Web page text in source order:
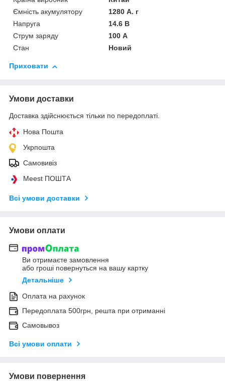
Ємність акумулятору
1280 А. г
Напруга
14.6 В
Струм заряду
100 А
Стан
Новий
Приховати
Умови доставки
Доставка здійснюється тільки по передоплаті.
Нова Пошта
Укрпошта
Самовивіз
Meest ПОШТА
Всі умови доставки
Умови оплати
Ви отримаєте замовлення
або гроші повернуться на вашу картку
Детальніше
Оплата на рахунок
Передоплата 500грн, решта при отриманні
Самовывоз
Всі умови оплати
Умови повернення